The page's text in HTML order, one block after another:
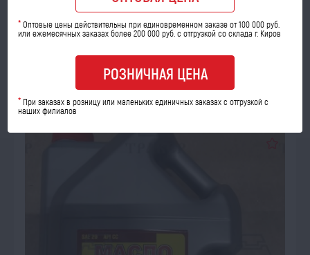
УТОЧНИТЬ ЦЕНУ
*Оптовые цены действительны при единовременном заказе от 100 000 руб.
или ежемесячных заказах более 200 000 руб. с отгрузкой со склада г. Киров
РОЗНИЧНАЯ ЦЕНА
* При заказах в розницу или маленьких единичных заказах с отгрузкой с
наших филиалов